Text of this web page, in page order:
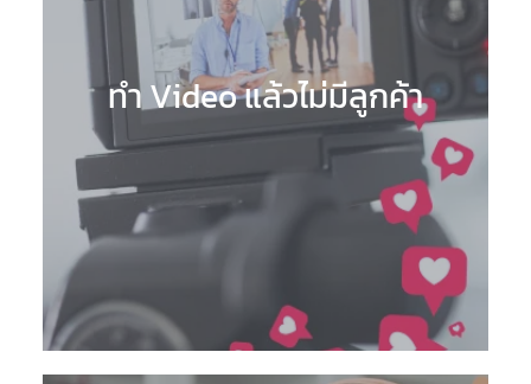
ทำ Video แล้วไม่มีลูกค้า